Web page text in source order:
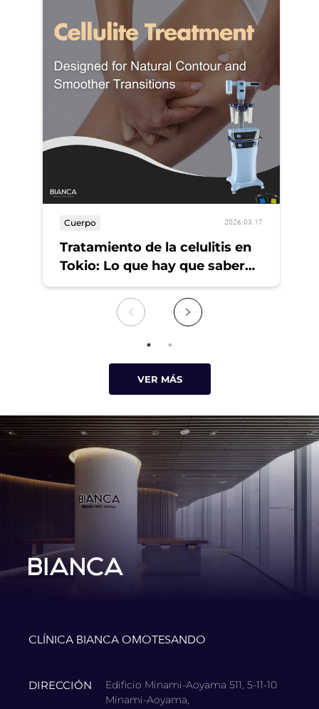
Cuerpo 2026.03.17
Tratamiento de la celulitis en
Tokio: Lo que hay que saber
primero
VER MÁS
CLÍNICA BIANCA OMOTESANDO
DIRECCIÓN
Edificio Minami-Aoyama 511, 5-11-10
Minami-Aoyama,